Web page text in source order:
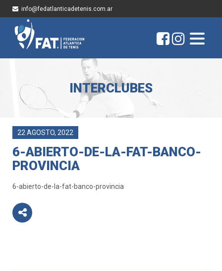
info@fedatlanticadetenis.com.ar
INTERCLUBES
22 AGOSTO, 2022
6-ABIERTO-DE-LA-FAT-BANCO-
PROVINCIA
6-abierto-de-la-fat-banco-provincia